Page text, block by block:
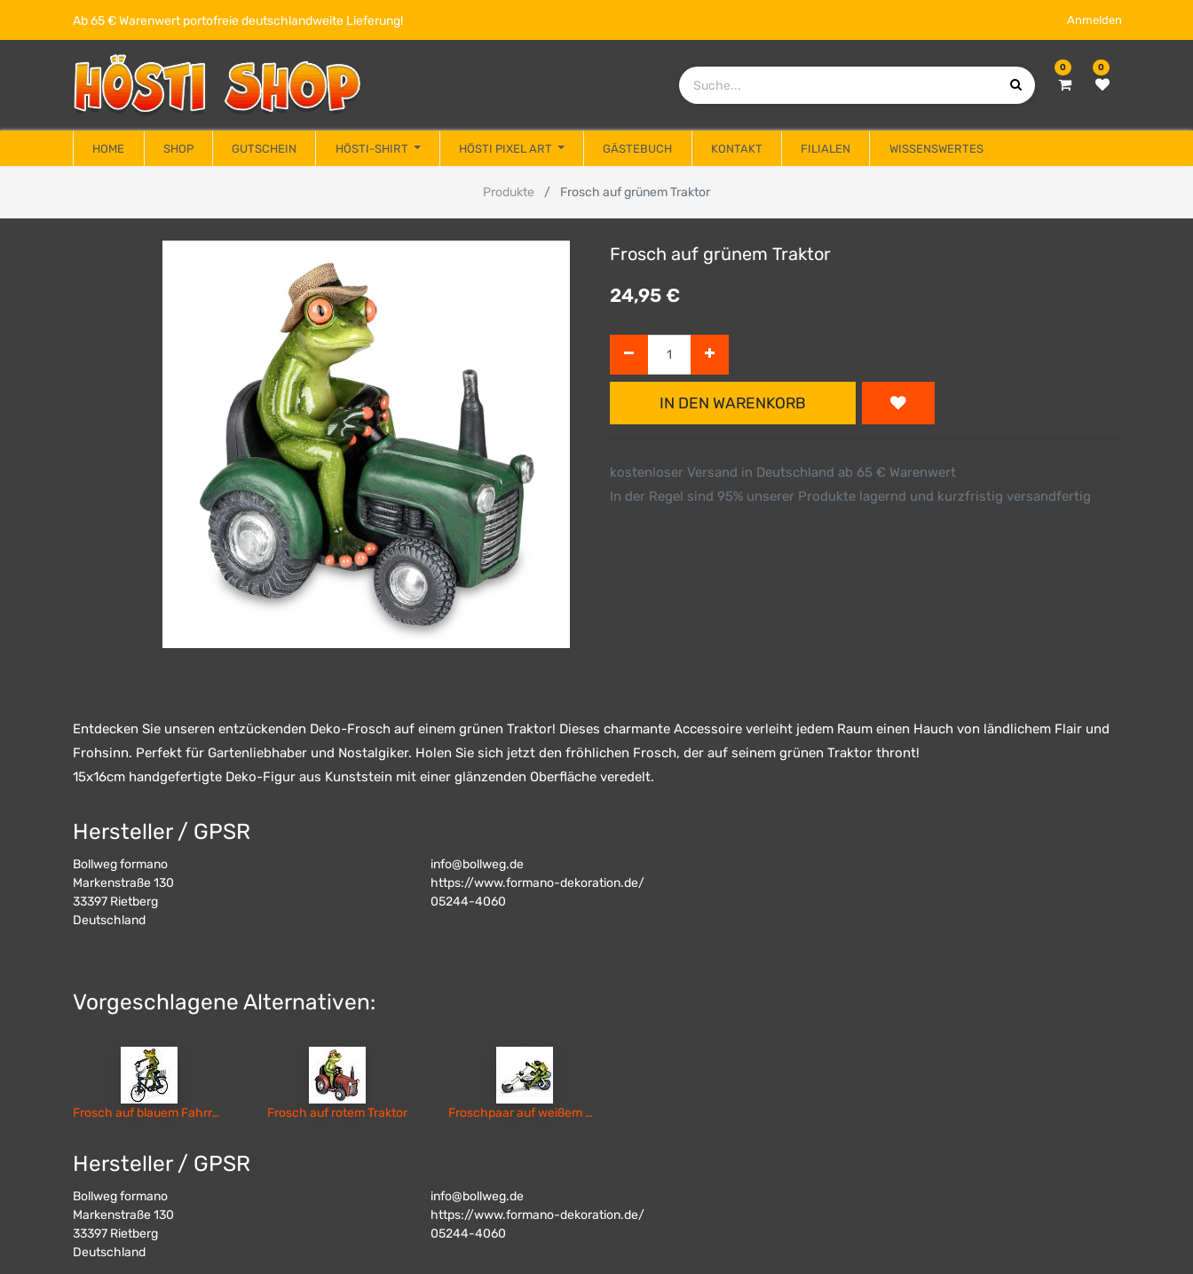
Ab 65 € Warenwert portofreie deutschlandweite Lieferung! Anmelden
0 0
HOME SHOP GUTSCHEIN HÖSTI-SHIRT HÖSTI PIXEL ART GÄSTEBUCH KONTAKT FILIALEN WISSENSWERTES
Produkte Frosch auf grünem Traktor
Frosch auf grünem Traktor
24,95 €
IN DEN WARENKORB
kostenloser Versand in Deutschland ab 65 € Warenwert
In der Regel sind 95% unserer Produkte lagernd und kurzfristig versandfertig
Entdecken Sie unseren entzückenden Deko-Frosch auf einem grünen Traktor! Dieses charmante Accessoire verleiht jedem Raum einen Hauch von ländlichem Flair und
Frohsinn. Perfekt für Gartenliebhaber und Nostalgiker. Holen Sie sich jetzt den fröhlichen Frosch, der auf seinem grünen Traktor thront!
15x16cm handgefertigte Deko-Figur aus Kunststein mit einer glänzenden Oberfläche veredelt.
Hersteller / GPSR
Bollweg formano
Markenstraße 130
33397 Rietberg
Deutschland
info@bollweg.de
https://www.formano-dekoration.de/
05244-4060
Vorgeschlagene Alternativen:
Frosch auf blauem Fahrrad Frosch auf rotem Traktor Froschpaar auf weißem Motorrad
Hersteller / GPSR
Bollweg formano
Markenstraße 130
33397 Rietberg
Deutschland
info@bollweg.de
https://www.formano-dekoration.de/
05244-4060